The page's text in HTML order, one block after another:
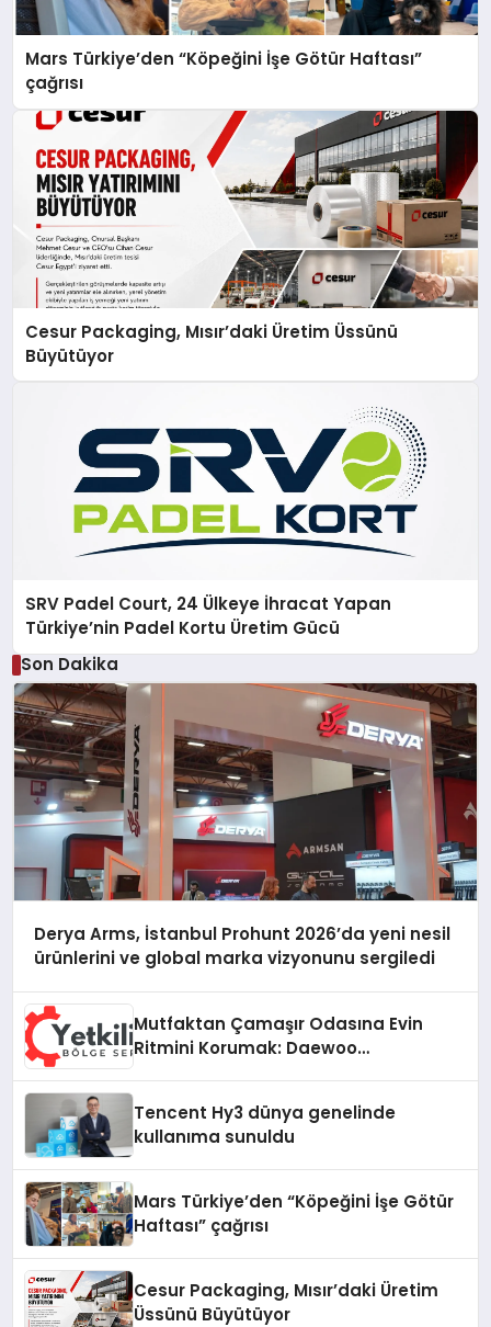
Mars Türkiye’den “Köpeğini İşe Götür Haftası”
çağrısı
Cesur Packaging, Mısır’daki Üretim Üssünü
Büyütüyor
SRV Padel Court, 24 Ülkeye İhracat Yapan
Türkiye’nin Padel Kortu Üretim Gücü
Son Dakika
Derya Arms, İstanbul Prohunt 2026’da yeni nesil
ürünlerini ve global marka vizyonunu sergiledi
Mutfaktan Çamaşır Odasına Evin
Ritmini Korumak: Daewoo
Tencent Hy3 dünya genelinde
kullanıma sunuldu
Mars Türkiye’den “Köpeğini İşe Götür
Haftası” çağrısı
Cesur Packaging, Mısır’daki Üretim
Üssünü Büyütüyor